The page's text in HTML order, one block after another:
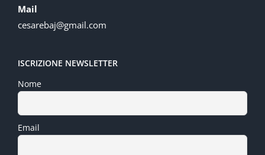
Mail
cesarebaj@gmail.com
ISCRIZIONE NEWSLETTER
Nome
Email